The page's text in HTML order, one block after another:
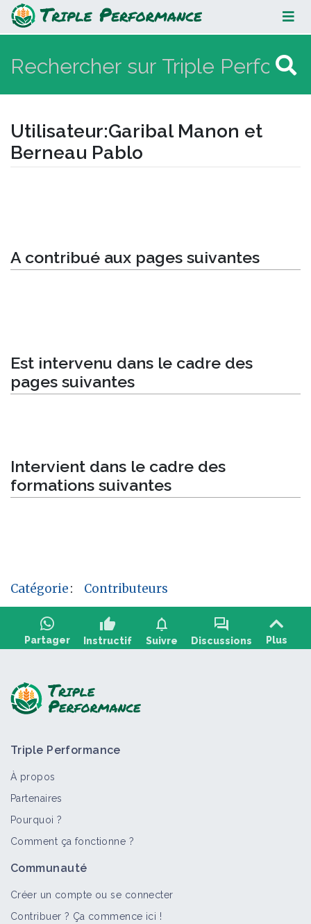
Garibal Manon et Berneau Pablo
Utilisateur:Garibal Manon et
Berneau Pablo
A contribué aux pages suivantes
Est intervenu dans le cadre des
pages suivantes
Intervient dans le cadre des
formations suivantes
Catégorie: Contributeurs
Partager
thumb_up
Instructif
notifications
Suivre
forum
Discussions Plus
Triple Performance
À propos
Partenaires
Pourquoi ?
Comment ça fonctionne ?
Communauté
Créer un compte ou se connecter
Contribuer ? Ça commence ici !